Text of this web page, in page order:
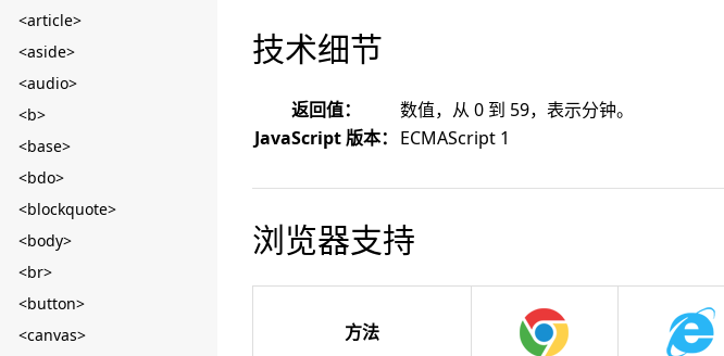
<article>
<aside>
<audio>
<b>
<base>
<bdo>
<blockquote>
<body>
<br>
<button>
<canvas>
技术细节
返回值：
数值，从 0 到 59，表示分钟。
JavaScript 版本： ECMAScript 1
浏览器支持
方法